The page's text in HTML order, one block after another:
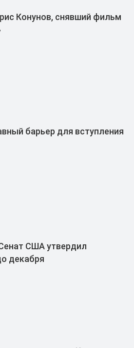
Конунов, снявший фильм
барьер для вступления
США утвердил
декабря